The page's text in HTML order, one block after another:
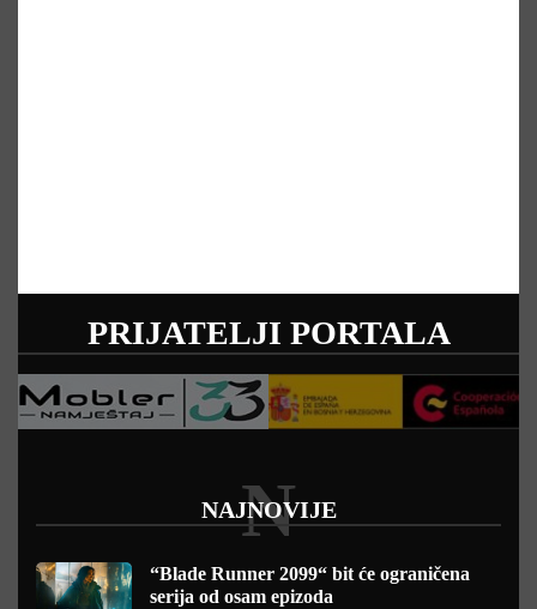
PRIJATELJI PORTALA
NAJNOVIJE
N
“Blade Runner 2099“ bit će ograničena
serija od osam epizoda